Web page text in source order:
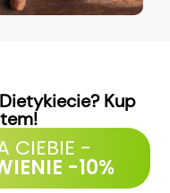
Kup
CIEBIE -
-10%